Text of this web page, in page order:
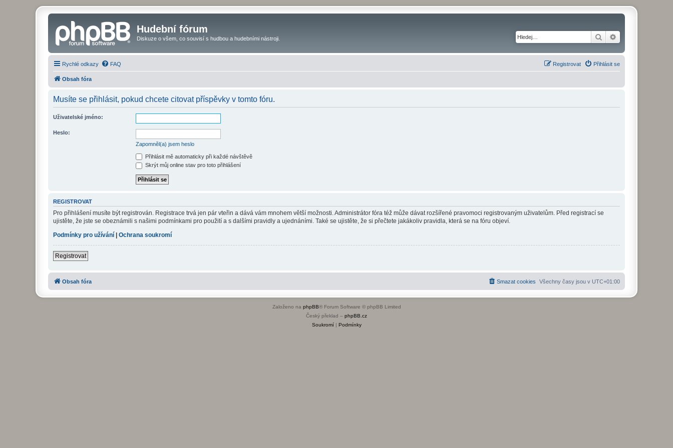
Hudební fórum
Diskuze o všem, co souvisí s hudbou a hudebními nástroji. Hledat
Rychlé odkazy FAQ Přihlásit se
Registrovat
Obsah fóra
Musíte se přihlásit, pokud chcete citovat příspěvky v tomto fóru.
Uživatelské jméno:
Heslo:
Zapomněl(a) jsem heslo
Přihlásit mě automaticky při každé návštěvě
Skrýt můj online stav pro toto přihlášení
REGISTROVAT
Pro přihlášení musíte být registrován. Registrace trvá jen pár vteřin a dává vám mnohem větší možnosti. Administrátor fóra též může dávat rozšířené pravomoci registrovaným uživatelům. Před registrací se
ujistěte, že jste se obeznámili s našimi podmínkami pro použití a s dalšími pravidly a ujednáními. Také se ujistěte, že si přečtete jakákoliv pravidla, která se na fóru objeví.
Podmínky pro užívání
Ochrana soukromí
Registrovat
Obsah fóra Všechny časy jsou v UTC+01:00
Smazat cookies
Založeno na phpBB® Forum Software © phpBB Limited
Český překlad – phpBB.cz
Soukromí| Podmínky